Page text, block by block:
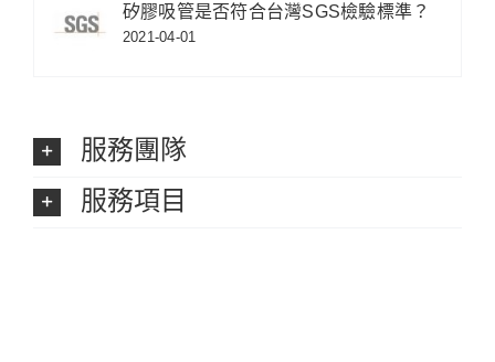
矽膠吸管是否符合台灣SGS檢驗標準？
2021-04-01
服務團隊
服務項目